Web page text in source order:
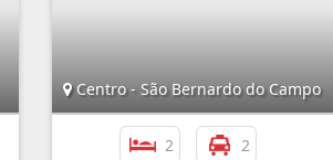
Centro - São Bernardo do Campo
2 2